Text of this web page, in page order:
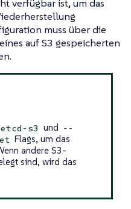
verfügbar ist, um das
muss über die
auf S3 gespeicherten
s3 und
--
Flags, um das
andere S3-
sind, wird das